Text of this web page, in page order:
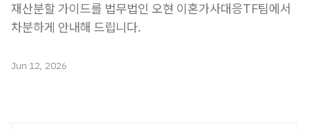
재산분할 가이드를 법무법인 오현 이혼가사대응TF팀에서
차분하게 안내해 드립니다.
Jun 12, 2026